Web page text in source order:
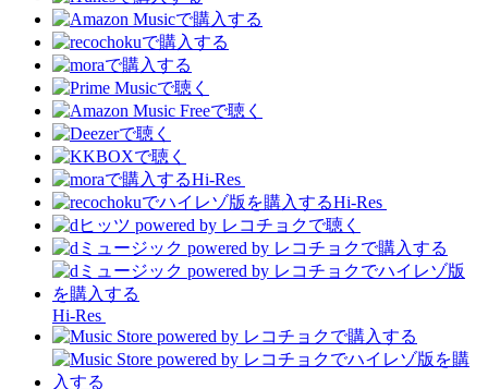
Hi-Res
Hi-Res
Hi-Res